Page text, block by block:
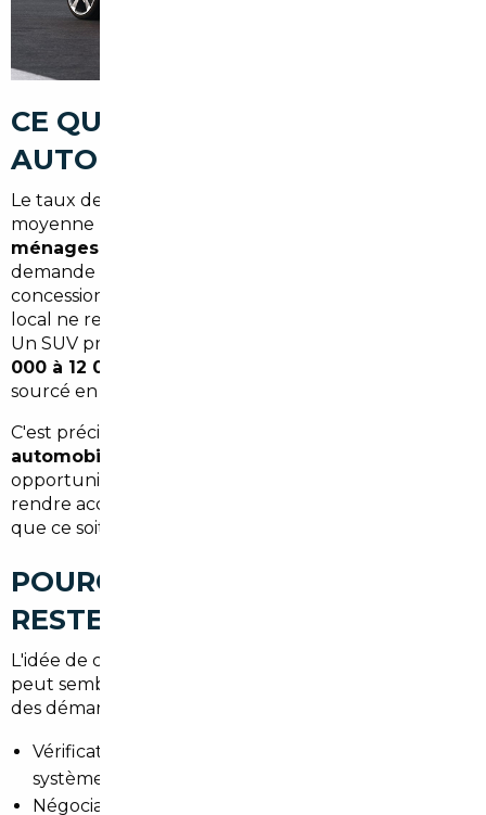
CE QUE RÉVÈLE LE MARCHÉ
AUTO BORDELAIS
Le taux de motorisation en Gironde dépasse la
moyenne nationale, avec
ménages équipés d'au moins un véhicule
demande est forte, les délais chez les
concessionnaires s'allongent, et les prix sur le marché
local ne reflètent pas toujours la réalité européenne.
Un SUV premium acheté à Bordeaux peut coûter
000 à 12 000 € de plus
sourcé en Allemagne, en Belgique ou aux Pays-Bas.
C'est précisément là qu'intervient un
automobile à Bordeaux
opportunités sur les marchés européens et vous les
rendre accessibles, sans que vous ayez à gérer quoi
que ce soit.
POURQUOI IMPORTER SEUL
RESTE UNE MAUVAISE IDÉE
L'idée de chercher soi-même un véhicule à l'étranger
peut sembler séduisante. En pratique, elle implique
des démarches que beaucoup sous-estiment :
Vérification de l'historique du véhicule dans un
système étranger
Négociation en langue étrangère avec un